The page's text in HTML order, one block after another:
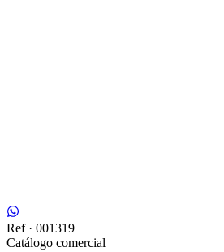
Ref · 001319
Catálogo comercial